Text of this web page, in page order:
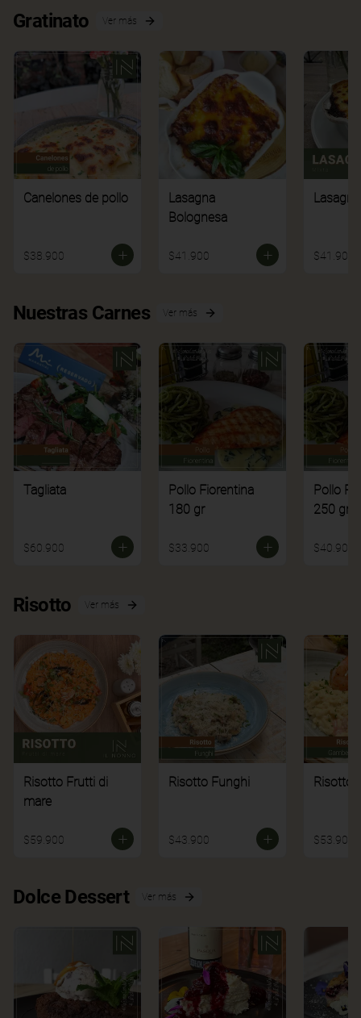
Gratinato Ver más
Canelones de pollo
$38.900
Lasagna
Bolognesa
$41.900 $41.900
Nuestras Carnes Ver más
Tagliata
$60.900
Pollo Fiorentina
180 gr
$33.900
Pollo
250 gr
$40.900
Risotto Ver más
Risotto Frutti di
mare
$59.900
Risotto Funghi
$43.900
Risotto
$53.900
Dolce Dessert Ver más